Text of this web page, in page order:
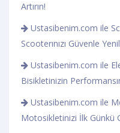
Artırın!
Ustasibenim.com ile
Scooterınızı Güvenle
Ustasibenim.com ile
Bisikletinizin
Ustasibenim.com ile
Motosikletinizi İlk Günkü